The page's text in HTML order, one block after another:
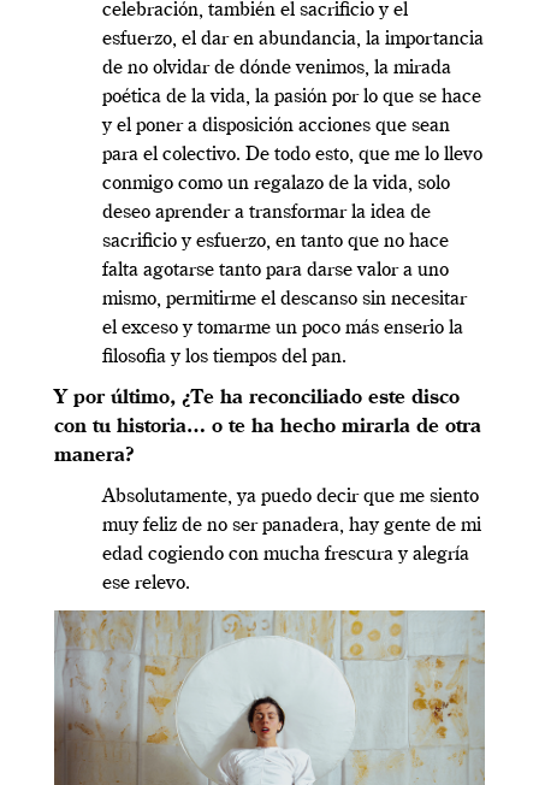
celebración, también el sacrificio y el
esfuerzo, el dar en abundancia, la importancia
de no olvidar de dónde venimos, la mirada
poética de la vida, la pasión por lo que se hace
y el poner a disposición acciones que sean
para el colectivo. De todo esto, que me lo llevo
conmigo como un regalazo de la vida, solo
deseo aprender a transformar la idea de
sacrificio y esfuerzo, en tanto que no hace
falta agotarse tanto para darse valor a uno
mismo, permitirme el descanso sin necesitar
el exceso y tomarme un poco más enserio la
filosofia y los tiempos del pan.
Y por último, ¿Te ha reconciliado este disco
con tu historia… o te ha hecho mirarla de otra
manera?
Absolutamente, ya puedo decir que me siento
muy feliz de no ser panadera, hay gente de mi
edad cogiendo con mucha frescura y alegría
ese relevo.